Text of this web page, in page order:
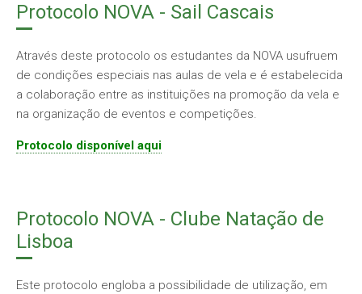
Protocolo NOVA - Sail Cascais
Através deste protocolo os estudantes da NOVA usufruem
de condições especiais nas aulas de vela e é estabelecida
a colaboração entre as instituições na promoção da vela e
na organização de eventos e competições.
Protocolo disponível aqui
Protocolo NOVA - Clube Natação de
Lisboa
Este protocolo engloba a possibilidade de utilização, em